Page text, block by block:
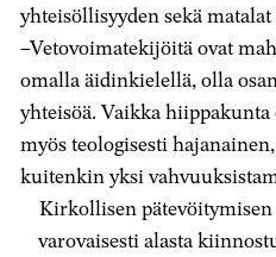
yhteisöllisyyden sekä
–Vetovoimatekijöitä ovat
omalla äidinkielellä, olla
yhteisöä. Vaikka
myös teologisesti
kuitenkin yksi
Kirkollisen
varovaisesti alasta